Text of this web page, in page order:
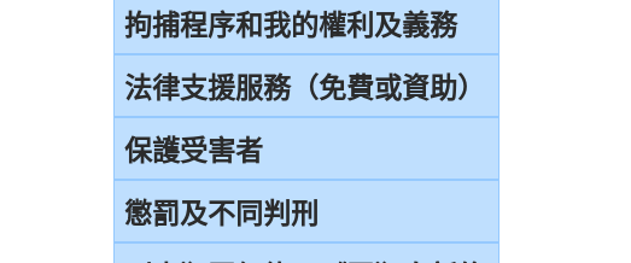
少年法庭的司法管轄權
保護少年罪犯
少年法庭的聆訊程序
少年罪犯懲罰的限制
判刑原則
拘捕程序和我的權利及義務
引言
在公眾地方被警察截停和查問
在公眾地方被警察截停和搜身
緘默權
法律支援服務（免費或資助）
簡介本港部分法律援助
刑事訴訟法律援助計劃
當值律師計劃
保護受害者
受害者的權利
兒童證人
懲罰及不同判刑